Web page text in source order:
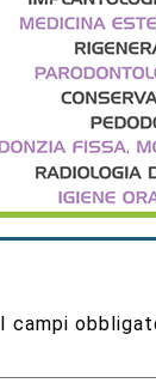
I campi